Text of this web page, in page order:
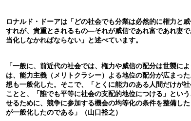
ロナルド・ドーアは「どの社会でも分業は必然的に権力と
すれが、貴重とされるもの―それが威信であれ富であれ妻
当化しなかればならない」と述べています。
「一般に、前近代の社会では、権力や威信の配分は世襲に
は、能力主義（メリトクラシー）よる地位の配分が広まっ
想も一般化した。そこで、「とくに能力のある人間だけが
ことと、「誰でも平等に社会の支配的地位につける」とい
せるために、競争に参加する機会の均等化の条件を整備し
が一般化したのである」（山口裕之）